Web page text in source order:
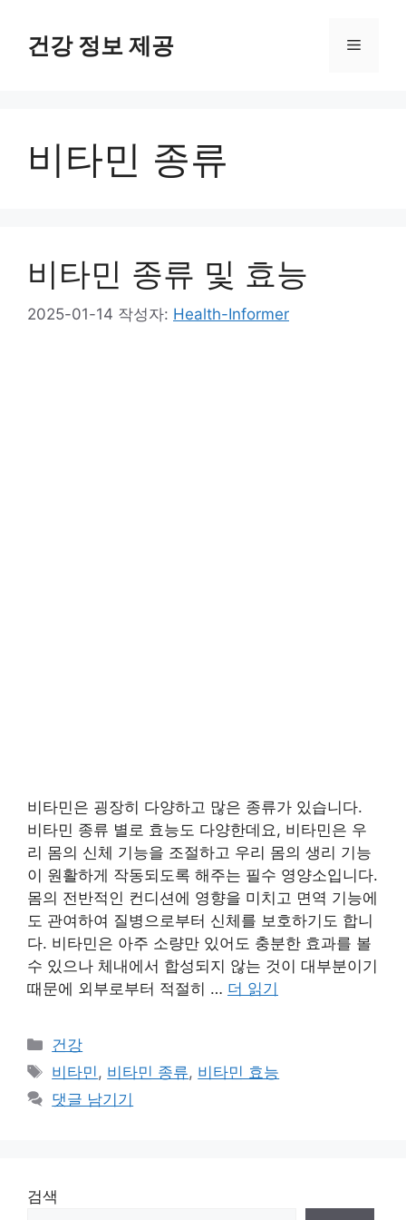
건강 정보 제공 메
비타민 종류
비타민 종류 및 효능
2025-01-14 작성자: Health-Informer
비타민은 굉장히 다양하고 많은 종류가 있습니다.
비타민 종류 별로 효능도 다양한데요, 비타민은 우
리 몸의 신체 기능을 조절하고 우리 몸의 생리 기능
이 원활하게 작동되도록 해주는 필수 영양소입니다.
몸의 전반적인 컨디션에 영향을 미치고 면역 기능에
도 관여하여 질병으로부터 신체를 보호하기도 합니
다. 비타민은 아주 소량만 있어도 충분한 효과를 볼
수 있으나 체내에서 합성되지 않는 것이 대부분이기
때문에 외부로부터 적절히 … 더 읽기
카
테
고
리
건강
태
그
비타민 , 비타민 종류, 비타민 효능
댓글 남기기
검색